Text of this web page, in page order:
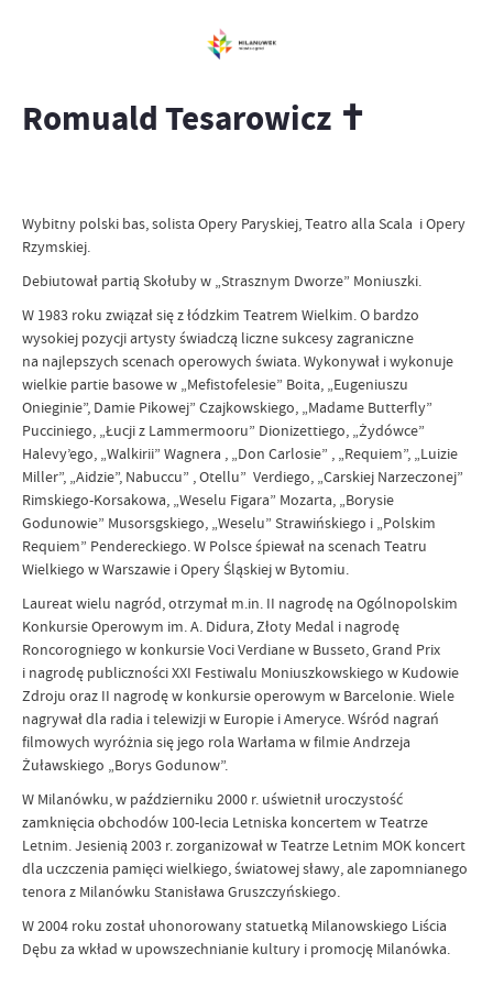
Romuald Tesarowicz ✝
Wybitny polski bas, solista Opery Paryskiej, Teatro alla Scala i Opery
Rzymskiej.
Debiutował partią Skołuby w „Strasznym Dworze” Moniuszki.
W 1983 roku związał się z łódzkim Teatrem Wielkim. O bardzo
wysokiej pozycji artysty świadczą liczne sukcesy zagraniczne
na najlepszych scenach operowych świata. Wykonywał i wykonuje
wielkie partie basowe w „Mefistofelesie” Boita, „Eugeniuszu
Onieginie”, Damie Pikowej” Czajkowskiego, „Madame Butterfly”
Pucciniego, „Łucji z Lammermooru” Dionizettiego, „Żydówce”
Halevy’ego, „Walkirii” Wagnera , „Don Carlosie” , „Requiem”, „Luizie
Miller”, „Aidzie”, Nabuccu” , Otellu” Verdiego, „Carskiej Narzeczonej”
Rimskiego-Korsakowa, „Weselu Figara” Mozarta, „Borysie
Godunowie” Musorsgskiego, „Weselu” Strawińskiego i „Polskim
Requiem” Pendereckiego. W Polsce śpiewał na scenach Teatru
Wielkiego w Warszawie i Opery Śląskiej w Bytomiu.
Laureat wielu nagród, otrzymał m.in. II nagrodę na Ogólnopolskim
Konkursie Operowym im. A. Didura, Złoty Medal i nagrodę
Roncorogniego w konkursie Voci Verdiane w Busseto, Grand Prix
i nagrodę publiczności XXI Festiwalu Moniuszkowskiego w Kudowie
Zdroju oraz II nagrodę w konkursie operowym w Barcelonie. Wiele
nagrywał dla radia i telewizji w Europie i Ameryce. Wśród nagrań
filmowych wyróżnia się jego rola Warłama w filmie Andrzeja
Żuławskiego „Borys Godunow”.
W Milanówku, w październiku 2000 r. uświetnił uroczystość
zamknięcia obchodów 100-lecia Letniska koncertem w Teatrze
Letnim. Jesienią 2003 r. zorganizował w Teatrze Letnim MOK koncert
dla uczczenia pamięci wielkiego, światowej sławy, ale zapomnianego
tenora z Milanówku Stanisława Gruszczyńskiego.
W 2004 roku został uhonorowany statuetką Milanowskiego Liścia
Dębu za wkład w upowszechnianie kultury i promocję Milanówka.